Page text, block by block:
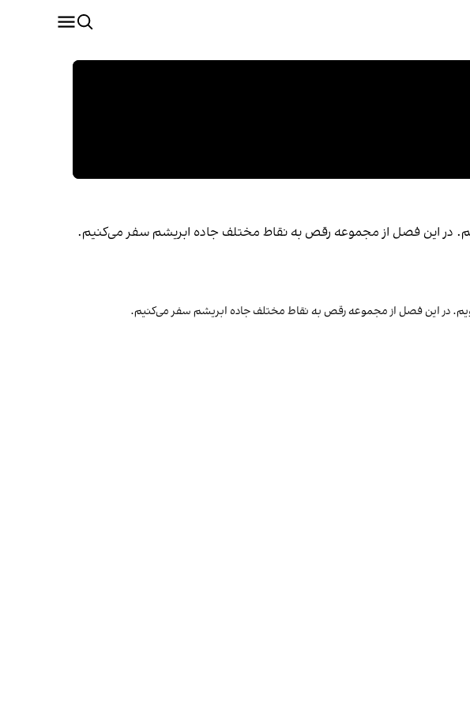
در این فصل از مجموعه رقص به نقاط مختلف جاده ابریشم سفر می‌کنیم.
در این فصل از مجموعه رقص به نقاط مختلف جاده ابریشم سفر می‌کنیم.